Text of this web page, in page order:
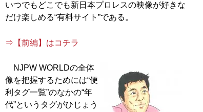
いつでもどこでも新日本プロレスの映像が好きな
だけ楽しめる“有料サイト”である。
⇒【前編】はコチラ
NJPW WORLDの全体
像を把握するためには“便
利タグ一覧”のなかの“年
代”というタグがひじょう